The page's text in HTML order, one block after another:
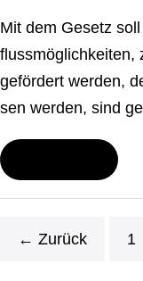
Mit dem Gesetz
fluss­mög­lich­kei­ten,
gefördert werden,
sen werden, sind
ist
das
des
Gesetzes?
← Zurück 1